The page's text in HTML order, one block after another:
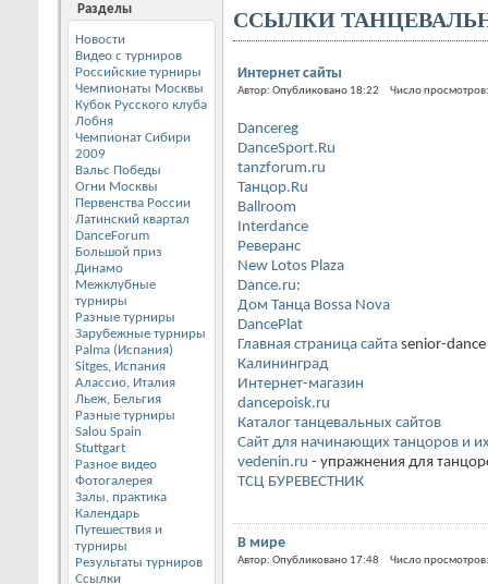
Разделы
Новости
Видео с турниров
Российские турниры
Чемпионаты Москвы
Кубок Русского клуба
Лобня
Чемпионат Сибири
2009
Вальс Победы
Огни Москвы
Первенства России
Латинский квартал
DanceForum
Большой приз
Динамо
Межклубные
турниры
Разные турниры
Зарубежные турниры
Palma (Испания)
Sitges, Испания
Алассио, Италия
Льеж, Бельгия
Разные турниры
Salou Spain
Stuttgart
Разное видео
Фотогалерея
Залы, практика
Календарь
Путешествия и
турниры
Результаты турниров
Ссылки
ССЫЛКИ
Интернет сайты
Автор: Опубликовано 18:22 Число
Dancereg
DanceSport.Ru
tanzforum.ru
Танцор.Ru
Ballroom
Interdance
Реверанс
New Lotos Plaza
Dance.ru:
Дом Танца Bossa Nova
DancePlat
Главная страница сайта senior-dance
Калининград
Интернет-магазин
dancepoisk.ru
Каталог танцевальных сайтов
Сайт для начинающих танцоров и
vedenin.ru - упражнения для
ТСЦ БУРЕВЕСТНИК
В мире
Автор: Опубликовано 17:48 Число